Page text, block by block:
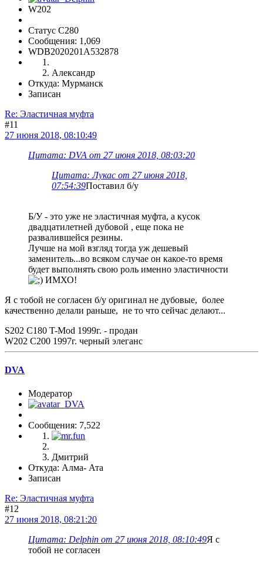
W202
Статус C280
Сообщения: 1,069
WDB2020201A532878
Александр
Откуда: Мурманск
Записан
Re: Эластичная муфта
#11
27 июня 2018, 08:10:49
Цитата: DVA от 27 июня 2018, 08:03:20
Цитата: Лукас от 27 июня 2018,
07:54:39Поставил б/у
Б/У - это уже не эластичная муфта, а кусок
двадцатилетней дубовой , еще пока не
развалившейся резины.
Лучше на мой взгляд тогда уж дешевый
заменитель...во всяком случае он какое-то время
будет выполнять свою роль именно эластичности
ИМХО!
Я с тобой не согласен б/у оригинал не дубовые, более
качественно делали раньше, не то что сейчас делают...
S202 C180 T-Mod 1999г. - продан
W202 C200 1997г. черный элеганс
DVA
Модератор
Сообщения: 7,522
Дмитрий
Откуда: Алма- Ата
Записан
Re: Эластичная муфта
#12
27 июня 2018, 08:21:20
Цитата: Delphin от 27 июня 2018, 08:10:49Я с
тобой не согласен